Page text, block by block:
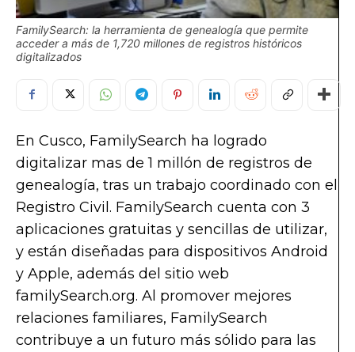
FamilySearch: la herramienta de genealogía que permite
acceder a más de 1,720 millones de registros históricos
digitalizados
En Cusco, FamilySearch ha logrado
digitalizar mas de 1 millón de registros de
genealogía, tras un trabajo coordinado con el
Registro Civil. FamilySearch cuenta con 3
aplicaciones gratuitas y sencillas de utilizar,
y están diseñadas para dispositivos Android
y Apple, además del sitio web
familySearch.org. Al promover mejores
relaciones familiares, FamilySearch
contribuye a un futuro más sólido para las